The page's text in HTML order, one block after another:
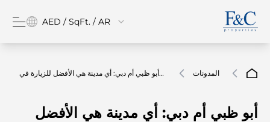
AED / SqFt. / AR
المدونات
أبو ظبي أم دبي: أي مدينة هي الأفضل للزيارة في
أبو ظبي أم دبي: أي مدينة هي الأفضل